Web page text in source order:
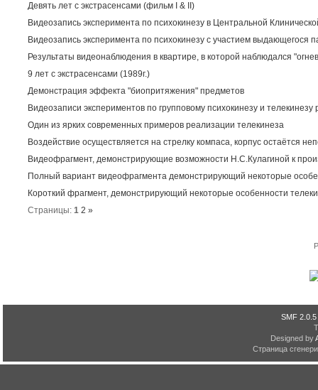
Девять лет с экстрасенсами (фильм I & II)
Видеозапись эксперимента по психокинезу в Центральной
Видеозапись эксперимента по психокинезу с участием выдающегося
Результаты видеонаблюдения в квартире, в которой наблюдался
9 лет с экстрасенсами (1989г.)
Демонстрация эффекта "биопритяжения" предметов
Видеозаписи экспериментов по групповому психокинезу и
Один из ярких современных примеров реализации телекинеза
Воздействие осуществляется на стрелку компаса, корпус остаётся
Видеофрагмент, демонстрирующие возможности Н.С.Кулагиной к
Полный вариант видеофрагмента демонстрирующий некоторые
Короткий фрагмент, демонстрирующий некоторые особенности
Страницы: 1 2 »
SMF 2.0.5
Designed by
Страница